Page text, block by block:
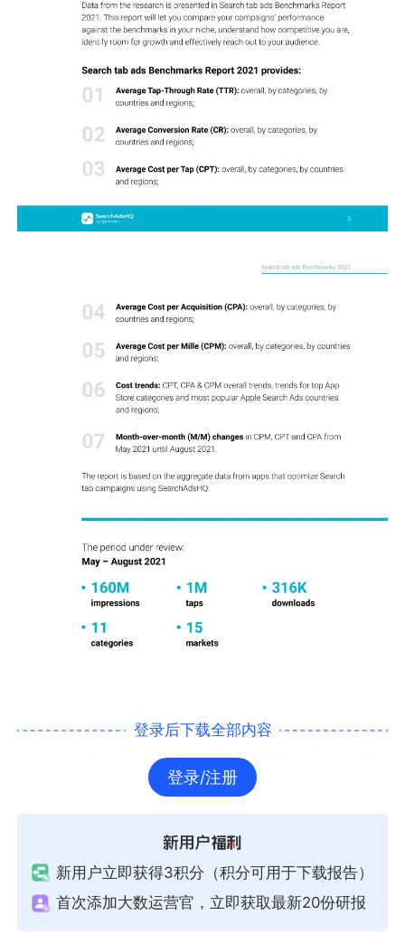
登录后下载全部内容
登录/注册
新用户立即获得3积分（积分可用于下载报告）
首次添加大数运营官，立即获取最新20份研报